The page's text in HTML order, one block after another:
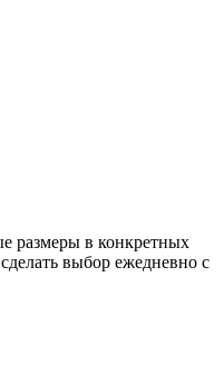
размеры в конкретных
выбор ежедневно с